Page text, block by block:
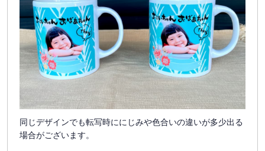
同じデザインでも転写時ににじみや色合いの違いが多少出る
場合がございます。